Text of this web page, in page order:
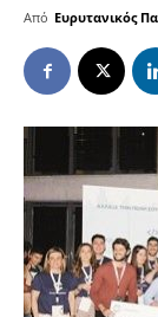
Από Ευρυτανικός